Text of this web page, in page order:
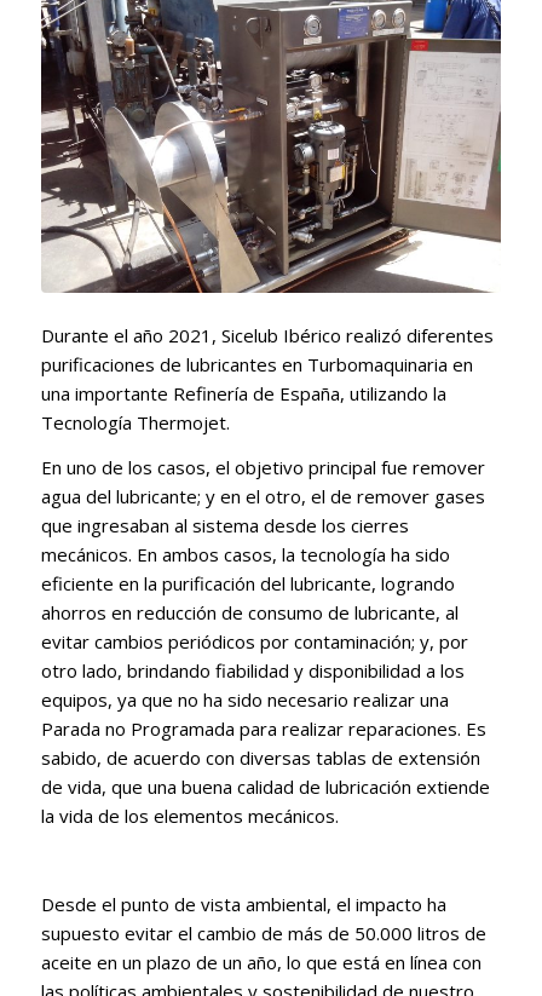
Durante el año 2021, Sicelub Ibérico realizó diferentes
purificaciones de lubricantes en Turbomaquinaria en
una importante Refinería de España, utilizando la
Tecnología Thermojet.
En uno de los casos, el objetivo principal fue remover
agua del lubricante; y en el otro, el de remover gases
que ingresaban al sistema desde los cierres
mecánicos. En ambos casos, la tecnología ha sido
eficiente en la purificación del lubricante, logrando
ahorros en reducción de consumo de lubricante, al
evitar cambios periódicos por contaminación; y, por
otro lado, brindando fiabilidad y disponibilidad a los
equipos, ya que no ha sido necesario realizar una
Parada no Programada para realizar reparaciones. Es
sabido, de acuerdo con diversas tablas de extensión
de vida, que una buena calidad de lubricación extiende
la vida de los elementos mecánicos.
Desde el punto de vista ambiental, el impacto ha
supuesto evitar el cambio de más de 50.000 litros de
aceite en un plazo de un año, lo que está en línea con